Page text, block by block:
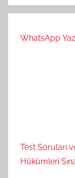
WhatsApp
Test Soruları
Hükümleri